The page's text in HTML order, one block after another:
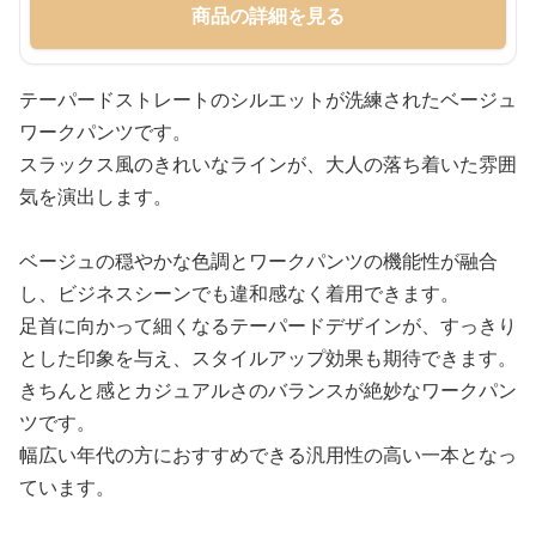
商品の詳細を見る
テーパードストレートのシルエットが洗練されたベージュ
ワークパンツです。
スラックス風のきれいなラインが、大人の落ち着いた雰囲
気を演出します。
ベージュの穏やかな色調とワークパンツの機能性が融合
し、ビジネスシーンでも違和感なく着用できます。
足首に向かって細くなるテーパードデザインが、すっきり
とした印象を与え、スタイルアップ効果も期待できます。
きちんと感とカジュアルさのバランスが絶妙なワークパン
ツです。
幅広い年代の方におすすめできる汎用性の高い一本となっ
ています。